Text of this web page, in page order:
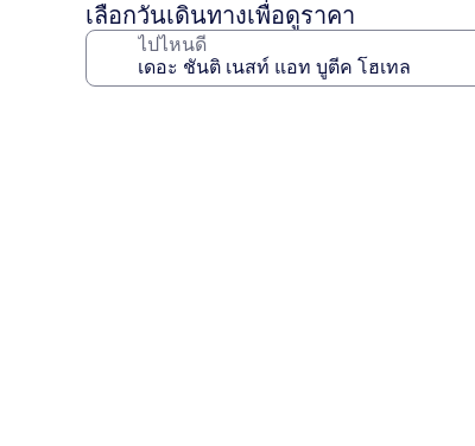
เลือกวันเดินทางเพื่อดูราคา
ไปไหนดี